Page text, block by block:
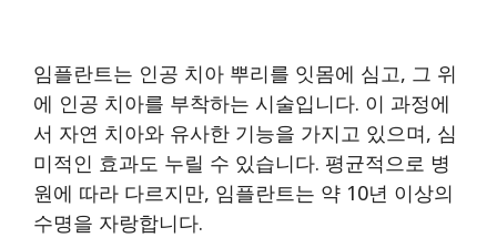
임플란트는 인공 치아 뿌리를 잇몸에 심고, 그 위
에 인공 치아를 부착하는 시술입니다. 이 과정에
서 자연 치아와 유사한 기능을 가지고 있으며, 심
미적인 효과도 누릴 수 있습니다. 평균적으로 병
원에 따라 다르지만, 임플란트는 약 10년 이상의
수명을 자랑합니다.